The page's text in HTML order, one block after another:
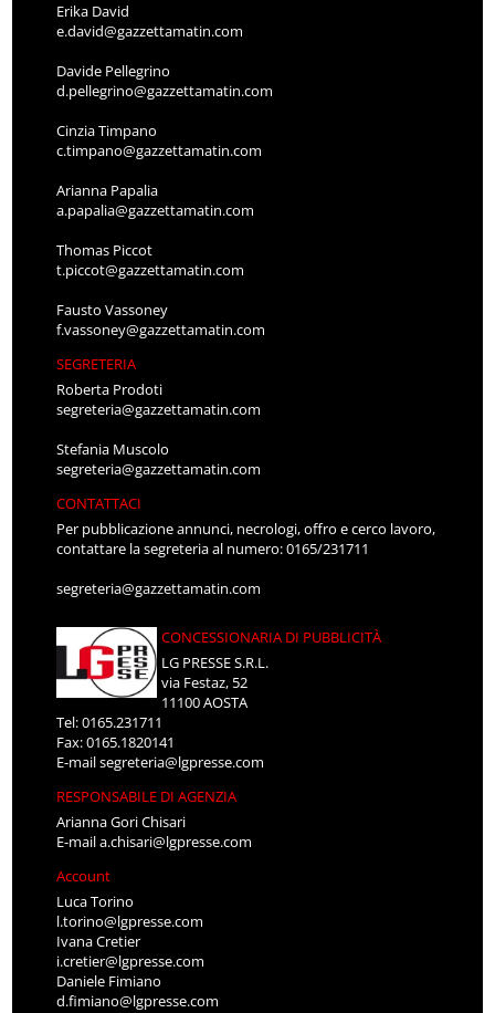
Erika David
e.david@gazzettamatin.com
Davide Pellegrino
d.pellegrino@gazzettamatin.com
Cinzia Timpano
c.timpano@gazzettamatin.com
Arianna Papalia
a.papalia@gazzettamatin.com
Thomas Piccot
t.piccot@gazzettamatin.com
Fausto Vassoney
f.vassoney@gazzettamatin.com
SEGRETERIA
Roberta Prodoti
segreteria@gazzettamatin.com
Stefania Muscolo
segreteria@gazzettamatin.com
CONTATTACI
Per pubblicazione annunci, necrologi, offro e cerco lavoro,
contattare la segreteria al numero: 0165/231711
segreteria@gazzettamatin.com
CONCESSIONARIA DI PUBBLICITÀ
LG PRESSE S.R.L.
via Festaz, 52
11100 AOSTA
Tel: 0165.231711
Fax: 0165.1820141
E-mailsegreteria@lgpresse.com
RESPONSABILE DI AGENZIA
Arianna Gori Chisari
E-maila.chisari@lgpresse.com
Account
Luca Torino
l.torino@lgpresse.com
Ivana Cretier
i.cretier@lgpresse.com
Daniele Fimiano
d.fimiano@lgpresse.com